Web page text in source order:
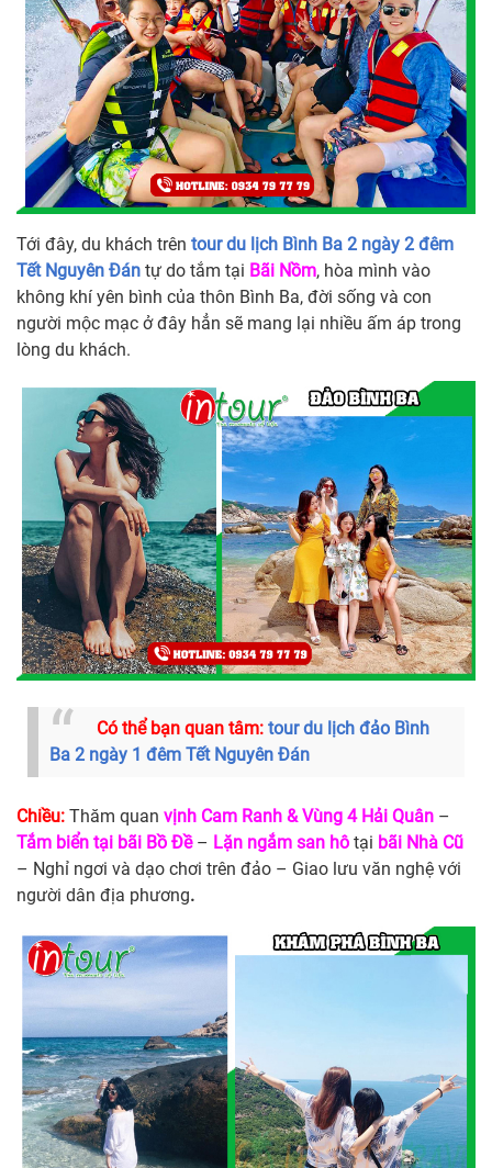
Tới đây, du khách trên tour du lịch Bình Ba 2 ngày 2 đêm
Tết Nguyên Đán tự do tắm tại Bãi Nồm, hòa mình vào
không khí yên bình của thôn Bình Ba, đời sống và con
người mộc mạc ở đây hẳn sẽ mang lại nhiều ấm áp trong
lòng du khách.
Có thể bạn quan tâm: tour du lịch đảo Bình
Ba 2 ngày 1 đêm Tết Nguyên Đán
Chiều: Thăm quan vịnh Cam Ranh & Vùng 4 Hải Quân –
Tắm biển tại bãi Bồ Đề– Lặn ngắm san hô tại bãi Nhà Cũ
– Nghỉ ngơi và dạo chơi trên đảo – Giao lưu văn nghệ với
người dân địa phương.